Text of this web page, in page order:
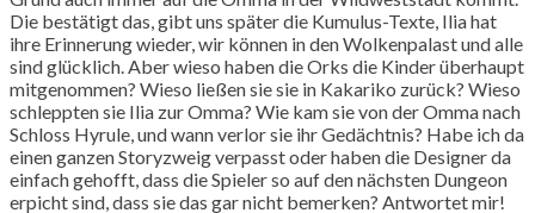
Die bestätigt das, gibt uns später die Kumulus-Texte, Ilia hat
ihre Erinnerung wieder, wir können in den Wolkenpalast und alle
sind glücklich. Aber wieso haben die Orks die Kinder überhaupt
mitgenommen? Wieso ließen sie sie in Kakariko zurück? Wieso
schleppten sie Ilia zur Omma? Wie kam sie von der Omma nach
Schloss Hyrule, und wann verlor sie ihr Gedächtnis? Habe ich da
einen ganzen Storyzweig verpasst oder haben die Designer da
einfach gehofft, dass die Spieler so auf den nächsten Dungeon
erpicht sind, dass sie das gar nicht bemerken? Antwortet mir!